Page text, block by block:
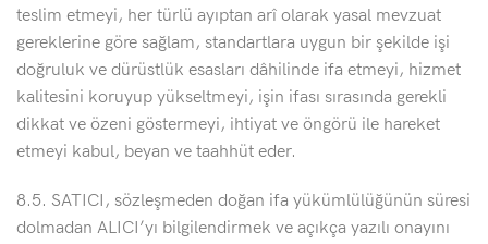
teslim etmeyi, her türlü ayıptan arî olarak yasal mevzuat
gereklerine göre sağlam, standartlara uygun bir şekilde işi
doğruluk ve dürüstlük esasları dâhilinde ifa etmeyi, hizmet
kalitesini koruyup yükseltmeyi, işin ifası sırasında gerekli
dikkat ve özeni göstermeyi, ihtiyat ve öngörü ile hareket
etmeyi kabul, beyan ve taahhüt eder.
8.5. SATICI, sözleşmeden doğan ifa yükümlülüğünün süresi
dolmadan ALICI’yı bilgilendirmek ve açıkça yazılı onayını